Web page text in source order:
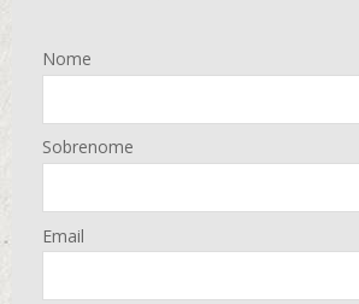
Nome
Sobrenome
Email